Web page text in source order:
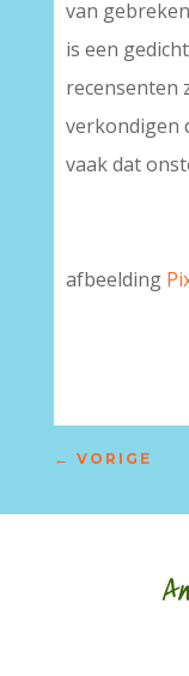
van
is een
recensenten
verkondigen
vaak dat
afbeelding
← VORIGE